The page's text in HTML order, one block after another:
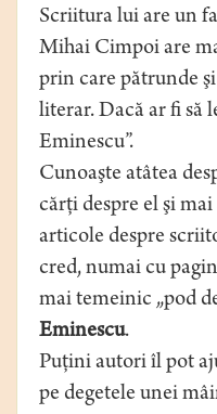
Scriitura lui are un
Mihai Cimpoi are
prin care pătrunde
literar. Dacă ar fi să
Eminescu”.
Cunoaşte atâtea
cărţi despre el şi
articole despre
cred, numai cu
mai temeinic „pod
Eminescu.
Puţini autori îl pot
pe degetele unei